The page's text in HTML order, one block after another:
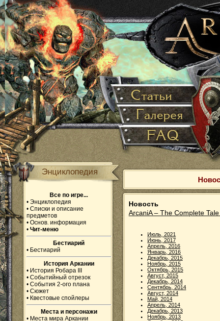
Энциклопедия
Все по игре...
• Энциклопедия
• Списки и описание
предметов
• Основ. информация
• Чит-меню
Бестиарий
• Бестиарий
История Аркании
• История Робара III
• Событийный отрезок
• События 2-ого плана
• Сюжет
• Квестовые спойлеры
Места и персонажи
• Места мира Аркании
Новость
ArcaniA – The Complete
Июль, 2021
Июнь, 2017
Апрель, 2016
Январь, 2016
Декабрь, 2015
Ноябрь, 2015
Октябрь, 2015
Август, 2015
Декабрь, 2014
Сентябрь, 2014
Август, 2014
Май, 2014
Апрель, 2014
Декабрь, 2013
Ноябрь, 2013